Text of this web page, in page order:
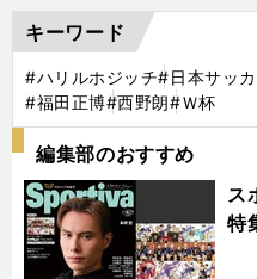
キーワード
#ハリルホジッチ#日本サッ
#福田正博#西野朗#Ｗ杯
編集部のおすすめ
ス
特